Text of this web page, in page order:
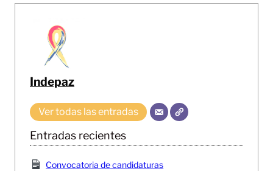
Indepaz
Ver todas las entradas
Entradas recientes
Convocatoria de candidaturas